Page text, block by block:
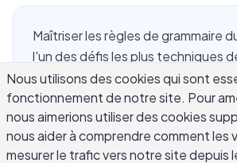
Maîtriser les règles de grammaire
l'un des défis les plus techniques
de fiction et de non-fiction. Une
placée, un mot incorrectement
un tiret de dialogue, ou une action
tiret aurait dû être utilisé peut
affaiblir une scène. Ces règles
Nous utilisons des cookies qui sont
fonctionnement de notre site. Pour
nous aimerions utiliser des cookies
nous aider à comprendre comment les
mesurer le trafic vers notre site depuis